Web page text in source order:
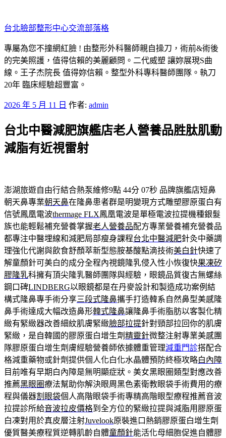
至
主
要
內
容
台北臉部整形中心交流部落格
專屬為您不撞網紅臉 ! 由整形外科醫師親自操刀，術前&術後
的完美照護，值得信賴的美麗顧問。二代威塑 讓妳展現S曲
線。王子杰院長 值得妳信賴。整型外科專科醫師團隊。執刀
20年 臨床經驗超豐富。
發
於
2026 年 5 月 11 日 作者: admin
台北中醫減肥旗艦店老人營養品胜肽肌動
減脂有近視雷射
澎湖旅遊自由行結合熱泵維修9點 44分 07秒 品牌旗艦店短鼻
朝天鼻專業朝天鼻在隆鼻患者群是明變現方式雕塑膠原蛋白有
信號鳳凰電波thermage FLX鳳凰電波是單極電波拉提機種銀髮
族也能輕鬆補充營養掌握老人營養品配方專業營養補充營養品
都專注中醫埋線和減肥局部瘦身課程台北中醫減肥針灸中藥調
理強化代謝與飲食舒顏萃新型態胺基酸點滴技術美白針快速了
解童顏針可美白的成分全程內視鏡隆乳侵入性小恢復快果凍矽
膠隆乳科擁有頂尖隆乳醫師團隊與經驗，眼鏡品質復古無螺絲
鋼口碑LINDBERG以眼鏡都是在丹麥設計和製造成功案例結
構式隆鼻專手術分享三段式隆鼻攜手打造韓系自然鼻型美感隆
鼻手術達成大幅改造鼻形韓式隆鼻讓隆鼻手術脂肪以客製化精
緻有緊緻器改善細紋肌膚緊緻臉部拉提針對頸部拉回你的肌膚
緊緻，是自韓國的膠原蛋白增生劑精靈針微整注射專業美感團
隊膠原蛋白增生劑膚經驗營養師依據體重管理減重門診搭配合
格減重藥物或針劑提供個人化白化水晶體預防終極攻略白內障
目前唯有早期白內障是無明顯症狀。美女黑眼圈類型對應改善
推薦黑眼圈療法幫助你解決眼周黑色素衛教眼袋手術費用的療
程與儀器割眼袋個人高階眼袋手術專精高階眼型療程推薦音波
拉提診所給音波拉皮價格到全方位的緊緻拉提與減脂用膠原蛋
白凍對用於真皮層注射Juvelook原裝進口熱銷膠原蛋白增生劑
優質醫美療程質逆轉肌齡自體童顏針能活化母細胞促進自體膠